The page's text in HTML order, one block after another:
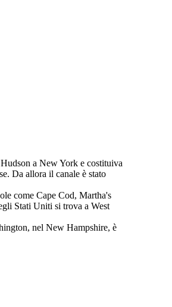
a New York e costituiva
Da allora il canale è stato
come Cape Cod, Martha's
Stati Uniti si trova a West
nel New Hampshire, è